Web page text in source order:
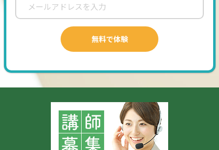
【他にも音楽では…】
・楽譜を読めるようになりたい
・ピアノを練習したい（ピアノ講師もしております。ピアノ初
心者・中級者の生徒さんのピアノレッスン可能です）
・コードを弾ける方になりたい（伴奏）
・弾き語りをしたい
長い間世界で対面レッスンのみで指導をして来ましたが、
2023年よりオンラインレッスンでの指導を始めた事により日